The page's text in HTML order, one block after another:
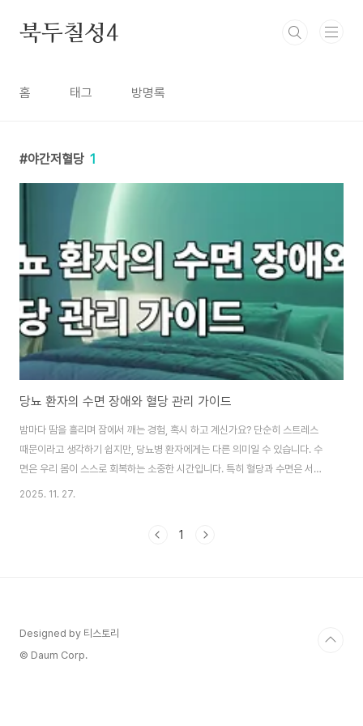
북두칠성4
홈 태그 방명록
야간저혈당 1
당뇨 환자의 수면 장애와 혈당 관리 가이드
밤마다 땀을 흘리며 잠에서 깨는 경험, 혹시 하고 계신가요? 단순히 스트레스
때문이라고 생각하기 쉽지만, 당뇨병 환자에게는 다른 의미일 수 있습니다. 수
면은 우리 몸이 스스로 회복하는 소중한 시간입니다. 특히 혈당과 수면은 서로
긴밀하게 연결되어 있어, 밤사이 일어나는 혈당 변화가 수면의 질을 크게 좌우
겠습니다. 부제: 밤마다 깨는 이유, 혈당이 답을 알고 있다 이 글의 순서 1. 야간
2025. 11. 27.
1
Designed by 티스토리
© Daum Corp.